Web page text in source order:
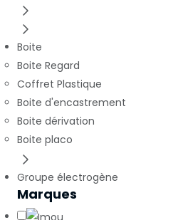
Boite
Boite Regard
Coffret Plastique
Boite d'encastrement
Boite dérivation
Boite placo
Groupe électrogène
Marques